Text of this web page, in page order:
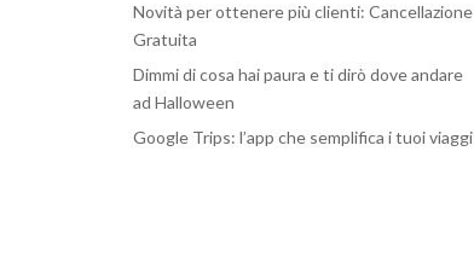
Novità per ottenere più clienti: Cancellazione
Gratuita
Dimmi di cosa hai paura e ti dirò dove andare
ad Halloween
Google Trips: l’app che semplifica i tuoi viaggi